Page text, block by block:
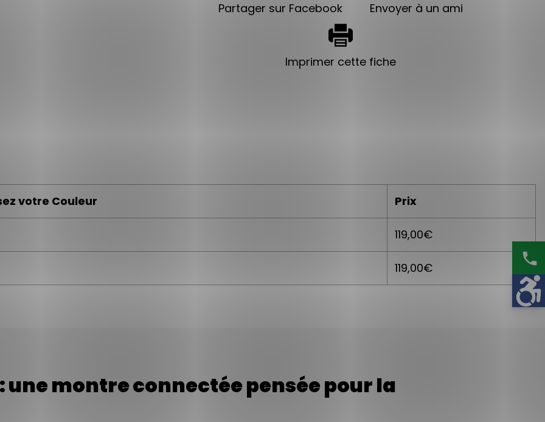
Partager sur Facebook Envoyer à un ami
Imprimer cette fiche
votre Couleur Prix
119,00€
119,00€
une montre connectée pensée pour la
phone